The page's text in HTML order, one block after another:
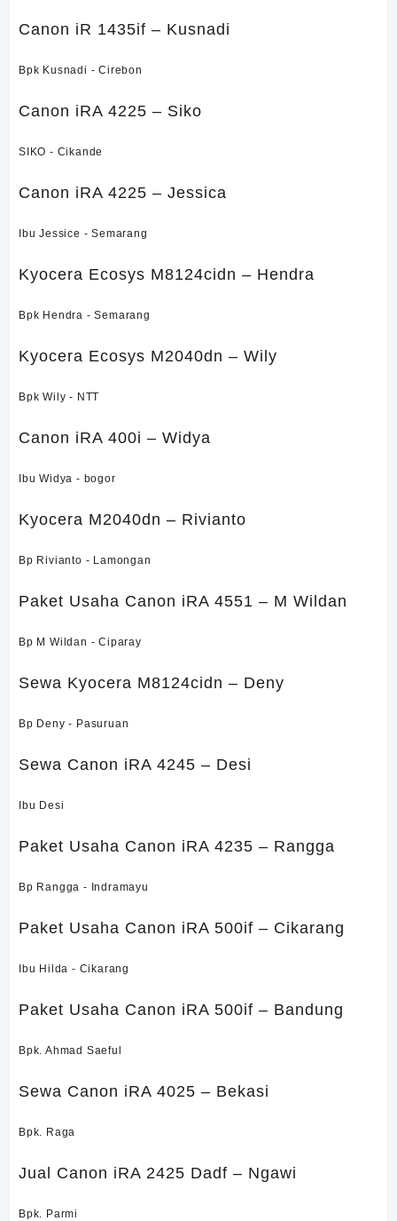
Canon iR 1435if – Kusnadi
Bpk Kusnadi - Cirebon
Canon iRA 4225 – Siko
SIKO - Cikande
Canon iRA 4225 – Jessica
Ibu Jessice - Semarang
Kyocera Ecosys M8124cidn – Hendra
Bpk Hendra - Semarang
Kyocera Ecosys M2040dn – Wily
Bpk Wily - NTT
Canon iRA 400i – Widya
Ibu Widya - bogor
Kyocera M2040dn – Rivianto
Bp Rivianto - Lamongan
Paket Usaha Canon iRA 4551 – M Wildan
Bp M Wildan - Ciparay
Sewa Kyocera M8124cidn – Deny
Bp Deny - Pasuruan
Sewa Canon iRA 4245 – Desi
Ibu Desi
Paket Usaha Canon iRA 4235 – Rangga
Bp Rangga - Indramayu
Paket Usaha Canon iRA 500if – Cikarang
Ibu Hilda - Cikarang
Paket Usaha Canon iRA 500if – Bandung
Bpk. Ahmad Saeful
Sewa Canon iRA 4025 – Bekasi
Bpk. Raga
Jual Canon iRA 2425 Dadf – Ngawi
Bpk. Parmi